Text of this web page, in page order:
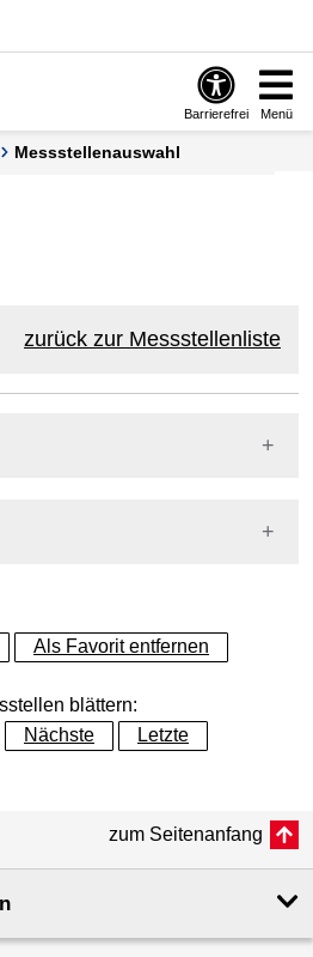
Barrierefrei Menü
Messstellenauswahl
zurück zur Messstellenliste
Als Favorit entfernen
blättern:
Nächste Letzte
zum Seitenanfang